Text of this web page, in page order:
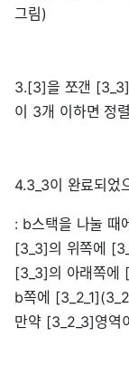
그림)
3.[3]을 쪼갠
이 3개 이하면 정
4.3_3이 완료되었
: b스택을 나눌 때
[3_3]의 위쪽에
[3_3]의 아래쪽에
b쪽에
만약 [3_2_3]영역